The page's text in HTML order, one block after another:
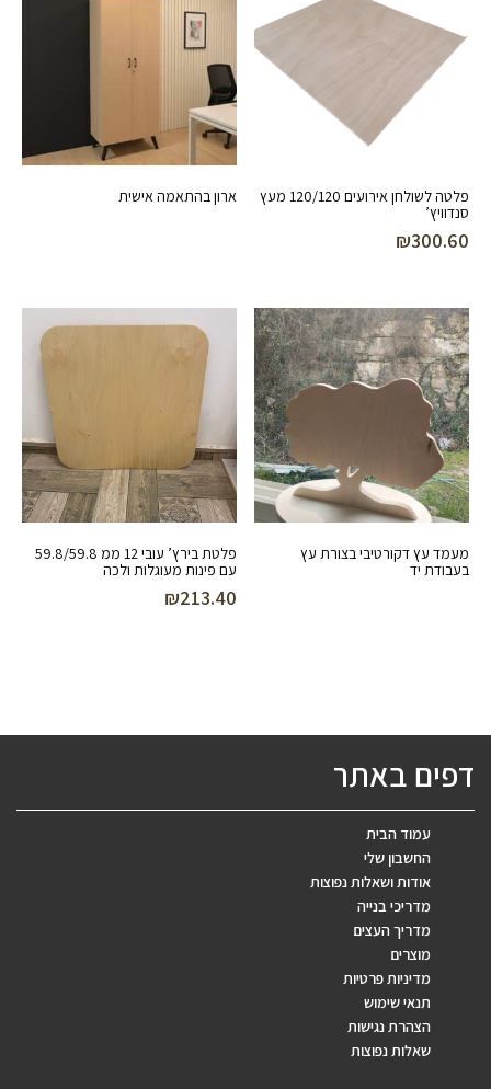
פלטה לשולחן אירועים 120/120 מעץ
סנדוויץ’
₪300.60
ארון בהתאמה אישית
מעמד עץ דקורטיבי בצורת עץ
בעבודת יד
פלטת בירץ’ עובי 12 ממ 59.8/59.8
עם פינות מעוגלות ולכה
₪213.40
דפים באתר
עמוד הבית
החשבון שלי
אודות ושאלות נפוצות
מדריכי בנייה
מדריך העצים
מוצרים
מדיניות פרטיות
תנאי שימוש
הצהרת נגישות
שאלות נפוצות